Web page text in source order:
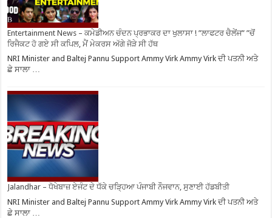
Entertainment News – ਕਮੇਡੀਅਨ ਚੰਦਨ ਪ੍ਰਭਾਕਰ ਦਾ ਖੁਲਾਸਾ ! ”ਲਾਫਟਰ ਚੈਲੇਂਜ” ”ਚੋਂ
ਰਿਜੈਕਟ ਹੋ ਗਏ ਸੀ ਕਪਿਲ, ਮੈਂ ਮੇਕਰਸ ਅੱਗੇ ਜੋੜੇ ਸੀ ਹੱਥ
NRI Minister and Baltej Pannu Support Ammy Virk Ammy Virk ਦੀ ਪਤਨੀ ਅਤੇ
ਛੇ ਸਾਲਾ …
Jalandhar – ਧੋਖੇਬਾਜ਼ ਏਜੰਟ ਦੇ ਧੱਕੇ ਚੜ੍ਹਿਆ ਪੰਜਾਬੀ ਨੌਜਵਾਨ, ਸੁਣਾਈ ਹੱਡਬੀਤੀ
NRI Minister and Baltej Pannu Support Ammy Virk Ammy Virk ਦੀ ਪਤਨੀ ਅਤੇ
ਛੇ ਸਾਲਾ …